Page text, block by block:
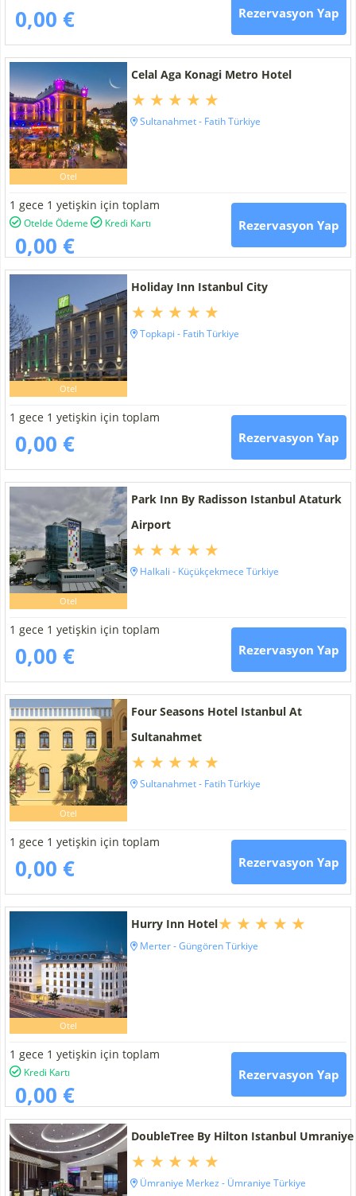
0,00 € Rezervasyon Yap
Otel
Celal Aga Konagi Metro Hotel
Sultanahmet - Fatih Türkiye
1 gece 1 yetişkin için toplam
Otelde Ödeme Kredi Kartı
0,00 €
Rezervasyon Yap
Otel
Holiday Inn Istanbul City
Topkapi - Fatih Türkiye
1 gece 1 yetişkin için toplam
0,00 € Rezervasyon Yap
Otel
Park Inn By Radisson Istanbul Ataturk
Airport
Halkali - Küçükçekmece Türkiye
1 gece 1 yetişkin için toplam
0,00 € Rezervasyon Yap
Otel
Four Seasons Hotel Istanbul At
Sultanahmet
Sultanahmet - Fatih Türkiye
1 gece 1 yetişkin için toplam
0,00 € Rezervasyon Yap
Otel
Hurry Inn Hotel
Merter - Güngören Türkiye
1 gece 1 yetişkin için toplam
Kredi Kartı
0,00 €
Rezervasyon Yap
DoubleTree By Hilton Istanbul Umraniye
Ümraniye Merkez - Ümraniye Türkiye